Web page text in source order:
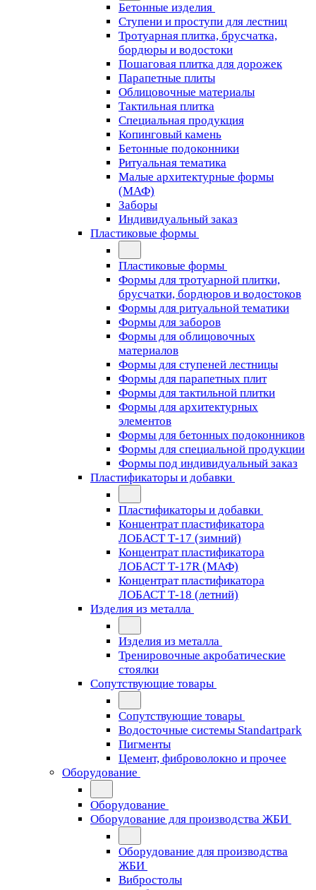
Бетонные изделия
Ступени и проступи для лестниц
Тротуарная плитка, брусчатка,
бордюры и водостоки
Пошаговая плитка для дорожек
Парапетные плиты
Облицовочные материалы
Тактильная плитка
Специальная продукция
Копинговый камень
Бетонные подоконники
Ритуальная тематика
Малые архитектурные формы
(МАФ)
Заборы
Индивидуальный заказ
Пластиковые формы
Пластиковые формы
Формы для тротуарной плитки,
брусчатки, бордюров и водостоков
Формы для ритуальной тематики
Формы для заборов
Формы для облицовочных
материалов
Формы для ступеней лестницы
Формы для парапетных плит
Формы для тактильной плитки
Формы для архитектурных
элементов
Формы для бетонных подоконников
Формы для специальной продукции
Формы под индивидуальный заказ
Пластификаторы и добавки
Пластификаторы и добавки
Концентрат пластификатора
ЛОБАСТ Т-17 (зимний)
Концентрат пластификатора
ЛОБАСТ Т-17R (МАФ)
Концентрат пластификатора
ЛОБАСТ Т-18 (летний)
Изделия из металла
Изделия из металла
Тренировочные акробатические
стоялки
Сопутствующие товары
Сопутствующие товары
Водосточные системы Standartpark
Пигменты
Цемент, фиброволокно и прочее
Оборудование
Оборудование
Оборудование для производства ЖБИ
Оборудование для производства
ЖБИ
Вибростолы